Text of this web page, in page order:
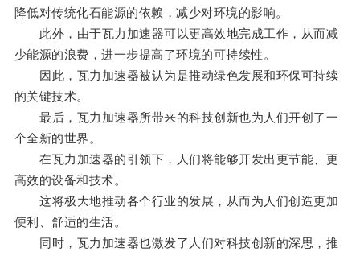
降低对传统化石能源的依赖，减少对环境的影响。
此外，由于瓦力加速器可以更高效地完成工作，从而减
少能源的浪费，进一步提高了环境的可持续性。
因此，瓦力加速器被认为是推动绿色发展和环保可持续
的关键技术。
最后，瓦力加速器所带来的科技创新也为人们开创了一
个全新的世界。
在瓦力加速器的引领下，人们将能够开发出更节能、更
高效的设备和技术。
这将极大地推动各个行业的发展，从而为人们创造更加
便利、舒适的生活。
同时，瓦力加速器也激发了人们对科技创新的深思，推